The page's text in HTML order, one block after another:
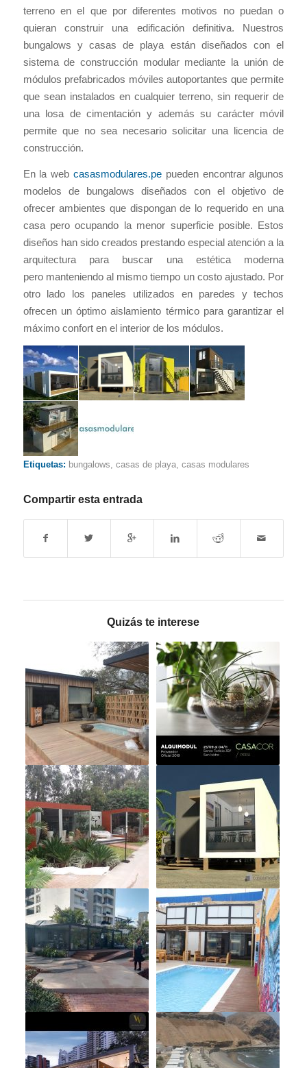
terreno en el que por diferentes motivos no puedan o
quieran construir una edificación definitiva. Nuestros
bungalows y casas de playa están diseñados con el
sistema de construcción modular mediante la unión de
módulos prefabricados móviles autoportantes que permite
que sean instalados en cualquier terreno, sin requerir de
una losa de cimentación y además su carácter móvil
permite que no sea necesario solicitar una licencia de
construcción.
En la web casasmodulares.pe pueden encontrar algunos
modelos de bungalows diseñados con el objetivo de
ofrecer ambientes que dispongan de lo requerido en una
casa pero ocupando la menor superficie posible. Estos
diseños han sido creados prestando especial atención a la
arquitectura para buscar una estética moderna
pero manteniendo al mismo tiempo un costo ajustado. Por
otro lado los paneles utilizados en paredes y techos
ofrecen un óptimo aislamiento térmico para garantizar el
máximo confort en el interior de los módulos.
Etiquetas: bungalows, casas de playa, casas modulares
Compartir esta entrada
Quizás te interese